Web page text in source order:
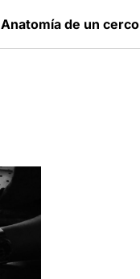
Anatomía de un cerco